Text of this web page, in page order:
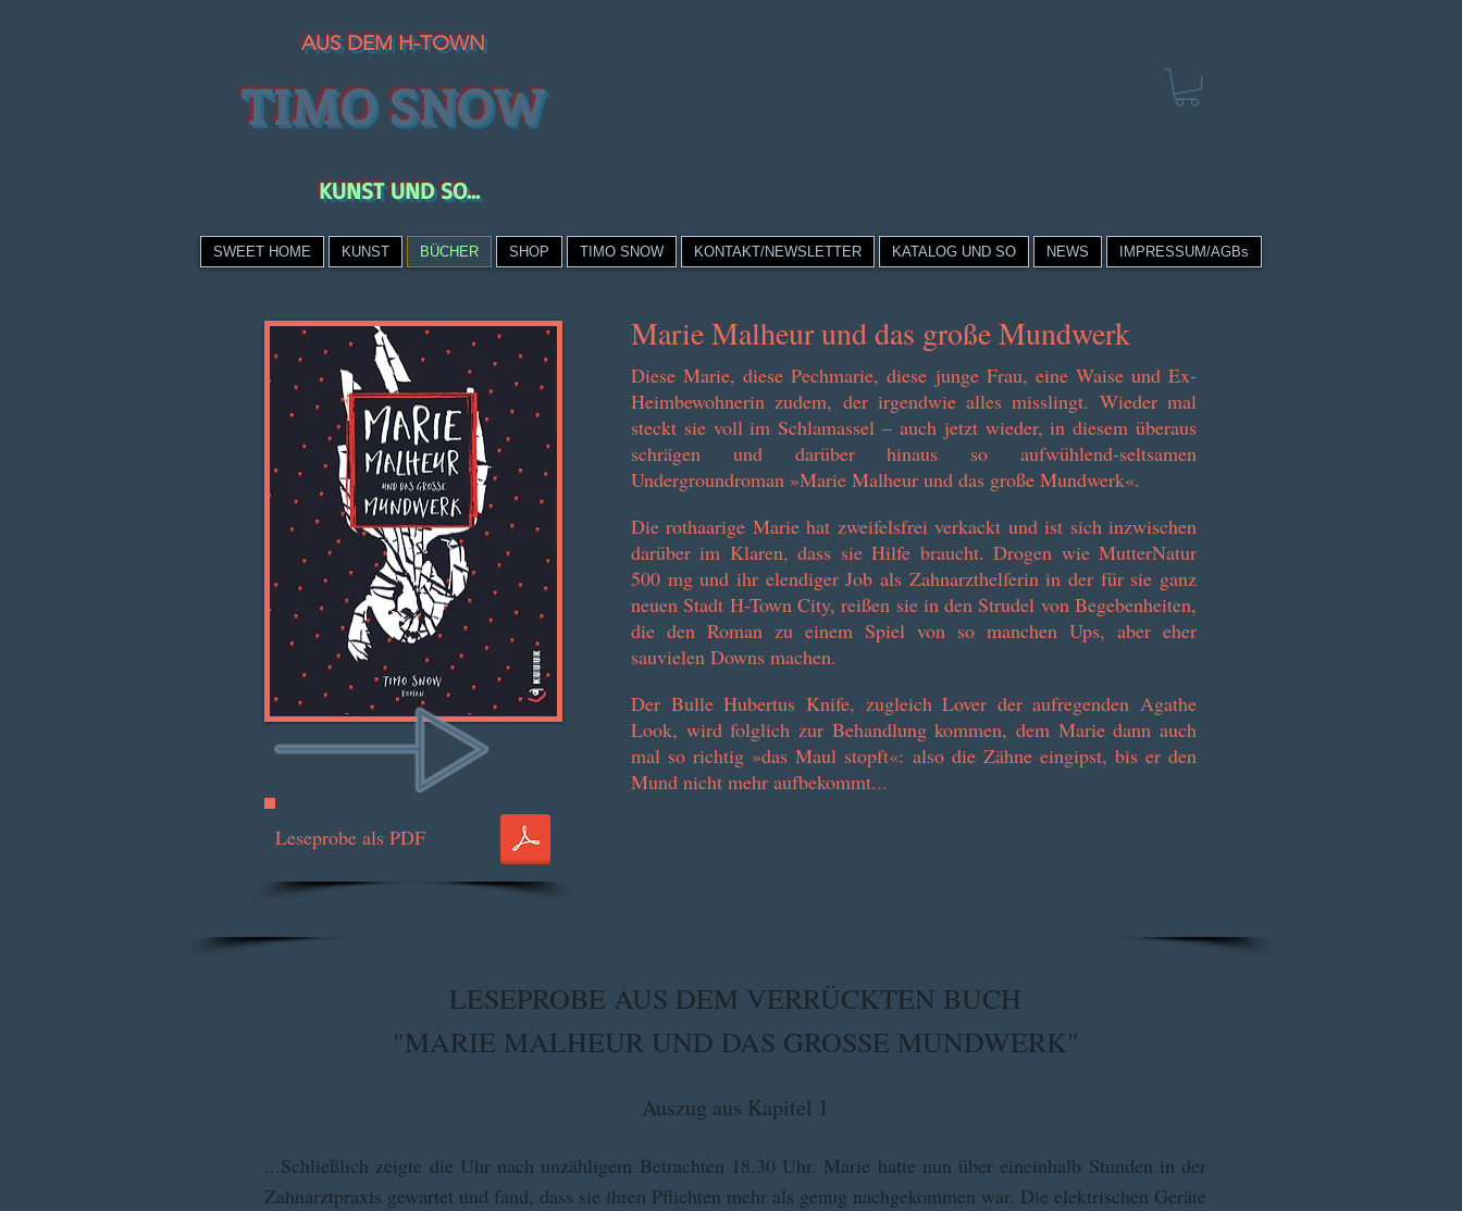
AUS DEM H-TOWN
TIMO SNOW
KUNST UND SO...
SWEET HOME KUNST BÜCHER SHOP TIMO SNOW KONTAKT/NEWSLETTER KATALOG UND SO NEWS IMPRESSUM/AGBs
Leseprobe als PDF
Marie Malheur und das große Mundwerk
Diese Marie, diese Pechmarie, diese junge Frau, eine Waise und Ex-
Heimbewohnerin zudem, der irgendwie alles misslingt. Wieder mal
steckt sie voll im Schlamassel – auch jetzt wieder, in diesem überaus
schrägen und darüber hinaus so aufwühlend-seltsamen
Undergroundroman »Marie Malheur und das große Mundwerk«.
Die rothaarige Marie hat zweifelsfrei verkackt und ist sich inzwischen
darüber im Klaren, dass sie Hilfe braucht. Drogen wie MutterNatur
500 mg und ihr elendiger Job als Zahnarzthelferin in der für sie ganz
neuen Stadt H-Town City, reißen sie in den Strudel von Begebenheiten,
die den Roman zu einem Spiel von so manchen Ups, aber eher
sauvielen Downs machen.
Der Bulle Hubertus Knife, zugleich Lover der aufregenden Agathe
Look, wird folglich zur Behandlung kommen, dem Marie dann auch
mal so richtig »das Maul stopft«: also die Zähne eingipst, bis er den
Mund nicht mehr aufbekommt...
LESEPROBE AUS DEM VERRÜCKTEN BUCH
"MARIE MALHEUR UND DAS GROSSE MUNDWERK"
Auszug aus Kapitel 1
...Schließlich zeigte die Uhr nach unzähligem Betrachten 18.30 Uhr. Marie hatte nun über eineinhalb Stunden in der
Zahnarztpraxis gewartet und fand, dass sie ihren Pflichten mehr als genug nachgekommen war. Die elektrischen Geräte